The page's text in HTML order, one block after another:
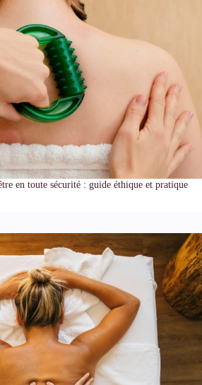
en toute sécurité : guide éthique et pratique